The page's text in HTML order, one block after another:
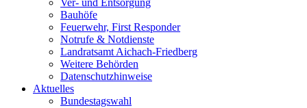
Ver- und Entsorgung
Bauhöfe
Feuerwehr, First Responder
Notrufe & Notdienste
Landratsamt Aichach-Friedberg
Weitere Behörden
Datenschutzhinweise
Aktuelles
Bundestagswahl